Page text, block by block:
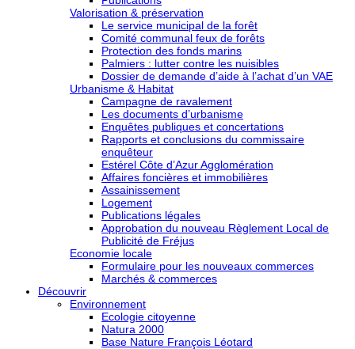
Valorisation & préservation
Le service municipal de la forêt
Comité communal feux de forêts
Protection des fonds marins
Palmiers : lutter contre les nuisibles
Dossier de demande d’aide à l’achat d’un VAE
Urbanisme & Habitat
Campagne de ravalement
Les documents d’urbanisme
Enquêtes publiques et concertations
Rapports et conclusions du commissaire
enquêteur
Estérel Côte d’Azur Agglomération
Affaires foncières et immobilières
Assainissement
Logement
Publications légales
Approbation du nouveau Règlement Local de
Publicité de Fréjus
Economie locale
Formulaire pour les nouveaux commerces
Marchés & commerces
Découvrir
Environnement
Ecologie citoyenne
Natura 2000
Base Nature François Léotard